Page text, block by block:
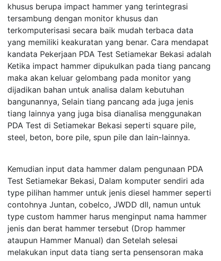
khusus berupa impact hammer yang terintegrasi
tersambung dengan monitor khusus dan
terkomputerisasi secara baik mudah terbaca data
yang memiliki keakuratan yang benar. Cara mendapat
kandata Pekerjaan PDA Test Setiamekar Bekasi adalah
Ketika impact hammer dipukulkan pada tiang pancang
maka akan keluar gelombang pada monitor yang
dijadikan bahan untuk analisa dalam kebutuhan
bangunannya, Selain tiang pancang ada juga jenis
tiang lainnya yang juga bisa dianalisa menggunakan
PDA Test di Setiamekar Bekasi seperti square pile,
steel, beton, bore pile, spun pile dan lain-lainnya.
Kemudian input data hammer dalam pengunaan PDA
Test Setiamekar Bekasi, Dalam komputer sendiri ada
type pilihan hammer untuk jenis diesel hammer seperti
contohnya Juntan, cobelco, JWDD dll, namun untuk
type custom hammer harus menginput nama hammer
jenis dan berat hammer tersebut (Drop hammer
ataupun Hammer Manual) dan Setelah selesai
melakukan input data tiang serta pensensoran maka